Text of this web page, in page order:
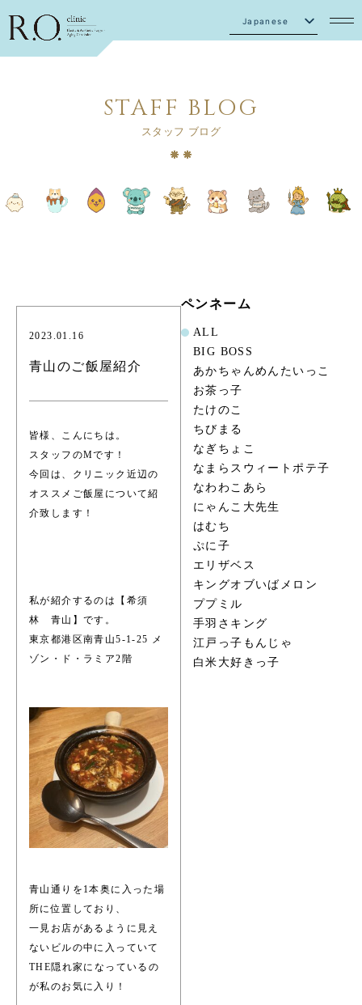
Japanese
STAFF BLOG
スタッフ ブログ
2023.01.16
青山のご飯屋紹介
皆様、こんにちは。
スタッフのMです！
今回は、クリニック近辺の
オススメご飯屋について紹
介致します！
私が紹介するのは【希須
林 青山】です。
東京都港区南青山5-1-25 メ
ゾン・ド・ラミア2階
青山通りを1本奥に入った場
所に位置しており、
一見お店があるように見え
ないビルの中に入っていて
THE隠れ家になっているの
が私のお気に入り！
ペンネーム
ALL
BIG BOSS
あかちゃんめんたいっこ
お茶っ子
たけのこ
ちびまる
なぎちょこ
なまらスウィートポテ子
なわわこあら
にゃんこ大先生
はむち
ぷに子
エリザベス
キングオブいばメロン
ププミル
手羽さキング
江戸っ子もんじゃ
白米大好きっ子